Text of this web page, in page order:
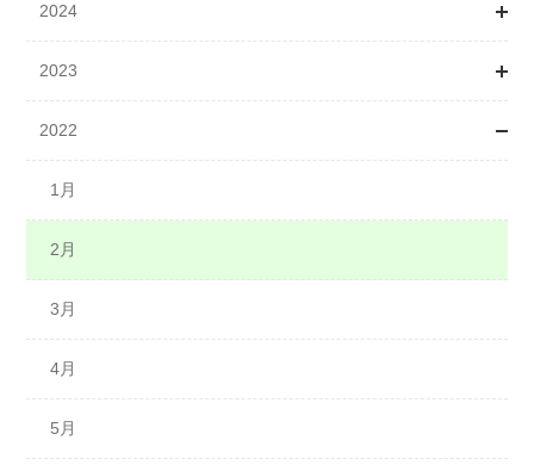
2月
3月
4月
5月
7月
1月
3月
4月
5月
6月
7月
8月
9月
2024
1月
2月
3月
4月
5月
6月
8月
2023
1月
4月
5月
6月
7月
9月
2022
1月
2月
3月
4月
5月